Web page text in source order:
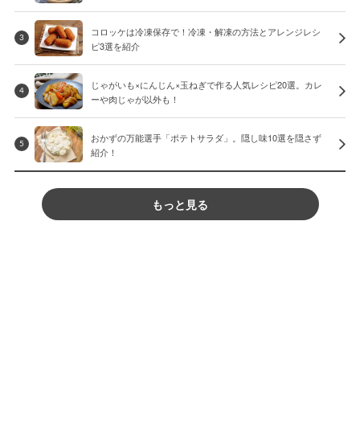
3
コロッケは冷凍保存で！冷凍・解凍の方法とアレンジレシ
ピ3選を紹介
4
じゃがいも×にんじん×玉ねぎで作る人気レシピ20選。カレ
ーや肉じゃが以外も！
5
おかずの万能選手「ポテトサラダ」。隠し味10選を隠さず
紹介！
もっと見る